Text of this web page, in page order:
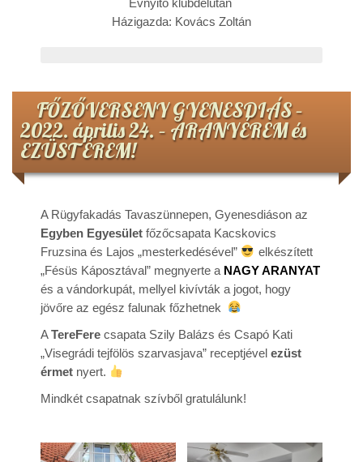
Évnyitó klubdélután
Házigazda: Kovács Zoltán
FŐZŐVERSENY GYENESDIÁS –
2022. április 24. – ARANYÉREM és
EZÜST ÉREM!
A Rügyfakadás Tavaszünnepen, Gyenesdiáson az
Egyben Egyesület főzőcsapata Kacskovics
Fruzsina és Lajos „mesterkedésével”
elkészített
„Fésüs Káposztával” megnyerte a NAGY ARANYAT
és a vándorkupát, mellyel kivívták a jogot, hogy
jövőre az egész falunak főzhetnek
ATereFere csapata Szily Balázs és Csapó Kati
„Visegrádi tejfölös szarvasjava” receptjével ezüst
érmet nyert.
Mindkét csapatnak szívből gratulálunk!